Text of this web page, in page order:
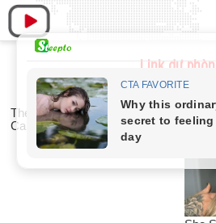
Link dự